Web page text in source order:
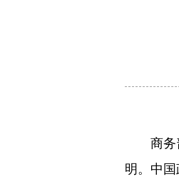
商
明。中